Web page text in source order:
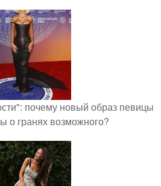
почему новый образ певицы
о гранях возможного?